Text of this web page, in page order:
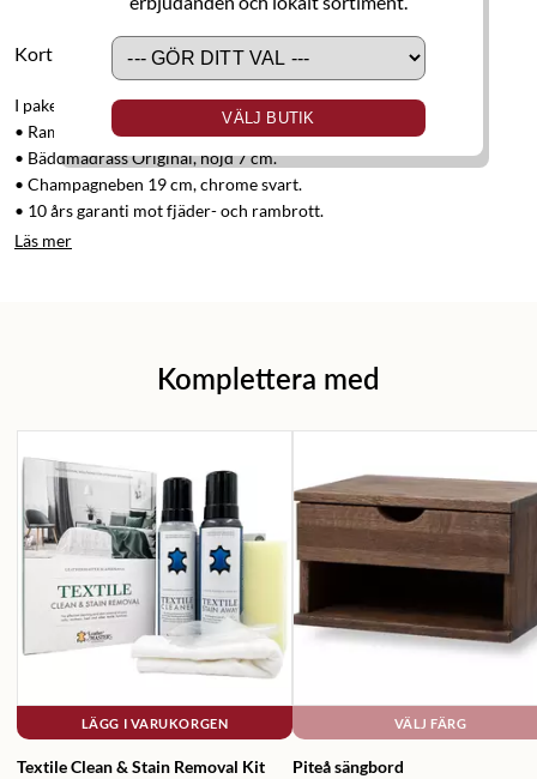
VÄLJ BUTIK
Kort produktbeskrivning
I paketet ingår:
• Ramsäng Original 105x210 cm.
• Bäddmadrass Original, höjd 7 cm.
• Champagneben 19 cm, chrome svart.
• 10 års garanti mot fjäder- och rambrott.
Läs mer
Komplettera med
LÄGG I VARUKORGEN
Textile Clean & Stain Removal Kit
VÄLJ FÄRG
Piteå sängbord